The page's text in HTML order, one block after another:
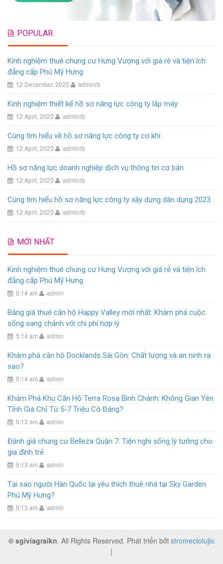
POPULAR
Kinh nghiệm thuê chung cư Hưng Vượng với giá rẻ và tiện ích
đẳng cấp Phú Mỹ Hưng
12 December, 2025 adminrb
Kinh nghiệm thiết kế hồ sơ năng lực công ty lắp máy
12 April, 2023 adminrb
Cùng tìm hiểu về hồ sơ năng lực công ty cơ khí
12 April, 2023 adminrb
Hồ sơ năng lực doanh nghiệp dịch vụ thông tin cơ bản
12 April, 2023 adminrb
Cùng tìm hiểu hồ sơ năng lực công ty xây dựng dân dụng 2023
12 April, 2023 adminrb
MỚI NHẤT
Kinh nghiệm thuê chung cư Hưng Vượng với giá rẻ và tiện ích
đẳng cấp Phú Mỹ Hưng
5:14 am admin
Bảng giá thuê căn hộ Happy Valley mới nhất: Khám phá cuộc
sống sang chảnh với chi phí hợp lý
5:14 am admin
Khám phá căn hộ Docklands Sài Gòn: Chất lượng và an ninh ra
sao?
5:14 am admin
Khám Phá Khu Căn Hộ Terra Rosa Bình Chánh: Không Gian Yên
Tĩnh Giá Chỉ Từ 5-7 Triệu Có Đáng?
5:13 am admin
Đánh giá chung cư Belleza Quận 7: Tiện nghi sống lý tưởng cho
gia đình trẻ
5:13 am admin
Tại sao người Hàn Quốc lại yêu thích thuê nhà tại Sky Garden
Phú Mỹ Hưng?
5:13 am admin
© sgiviagraikn. All Rights Reserved. Phát triển bởi stromectolujlo
|